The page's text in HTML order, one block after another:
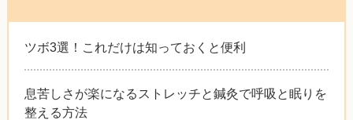
ツボ3選！これだけは知っておくと便利
息苦しさが楽になるストレッチと鍼灸で呼吸と眠りを
整える方法